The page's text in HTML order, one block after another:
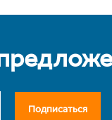
Подписаться